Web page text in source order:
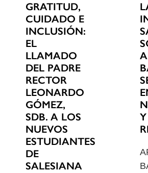
GRATITUD,
CUIDADO E
INCLUSIÓN:
EL
LLAMADO
DEL PADRE
RECTOR
LEONARDO
GÓMEZ,
SDB. A LOS
NUEVOS
ESTUDIANTES
DE
SALESIANA
Y